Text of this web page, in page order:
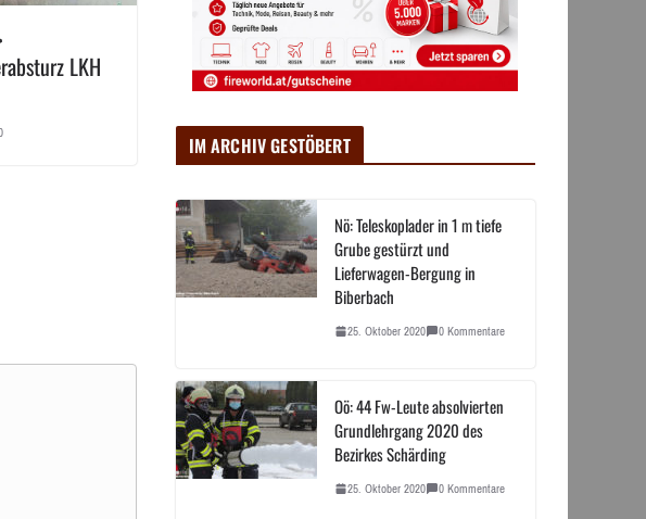
LKH
IM ARCHIV GESTÖBERT
Nö: Teleskoplader in 1 m tiefe
Grube gestürzt und
Lieferwagen-Bergung in
Biberbach
25. Oktober 2020 0 Kommentare
Oö: 44 Fw-Leute absolvierten
Grundlehrgang 2020 des
Bezirkes Schärding
25. Oktober 2020 0 Kommentare